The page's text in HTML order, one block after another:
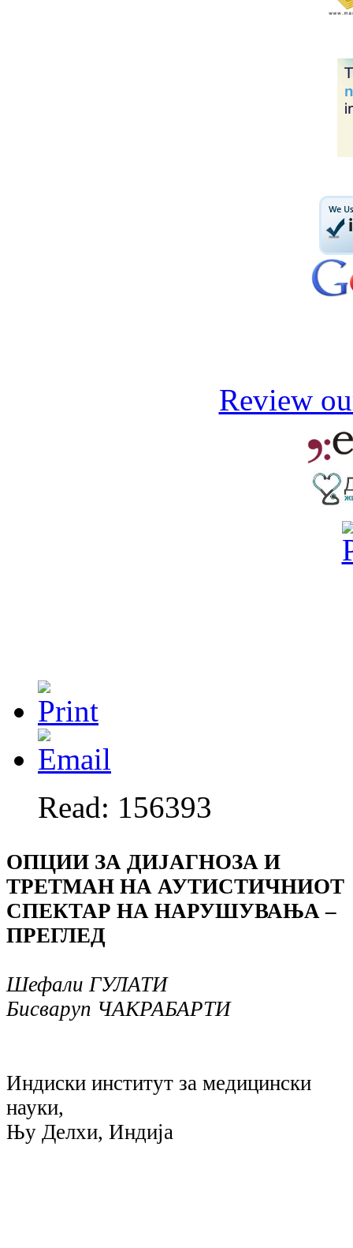
Review
Read: 156393
ОПЦИИ ЗА ДИЈАГНОЗА И
ТРЕТМАН НА АУТИСТИЧНИОТ
СПЕКТАР НА НАРУШУВАЊА –
ПРЕГЛЕД
Шефали ГУЛАТИ
Бисваруп ЧАКРАБАРТИ
Индиски институт за медицински
науки,
Њу Делхи, Индија